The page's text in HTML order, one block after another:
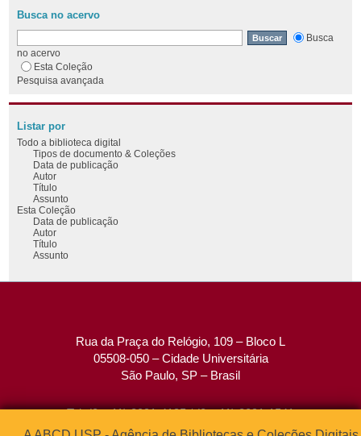
Busca no acervo
Busca
no acervo
Esta Coleção
Pesquisa avançada
Listar por
Todo a biblioteca digital
Tipos de documento & Coleções
Data de publicação
Autor
Título
Assunto
Esta Coleção
Data de publicação
Autor
Título
Assunto
Rua da Praça do Relógio, 109 – Bloco L
05508-050 – Cidade Universitária
São Paulo, SP – Brasil
Tel: (0xx11) 3091-4195 / (0xx11) 3091-1541
Fax: (0xx11) 3091-1567